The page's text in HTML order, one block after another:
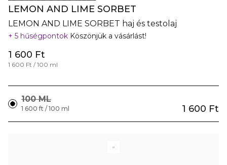
LEMON AND LIME SORBET
LEMON AND LIME SORBET haj és testolaj
5 hűségpontok Köszönjük a vásárlást!
1 600 Ft
1 600 Ft / 100 ml
100 ML
1 600 Ft
1 600 ft / 100 ml